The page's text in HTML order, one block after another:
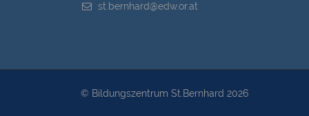
st.bernhard@edw.or.at
© Bildungszentrum St.Bernhard 2026